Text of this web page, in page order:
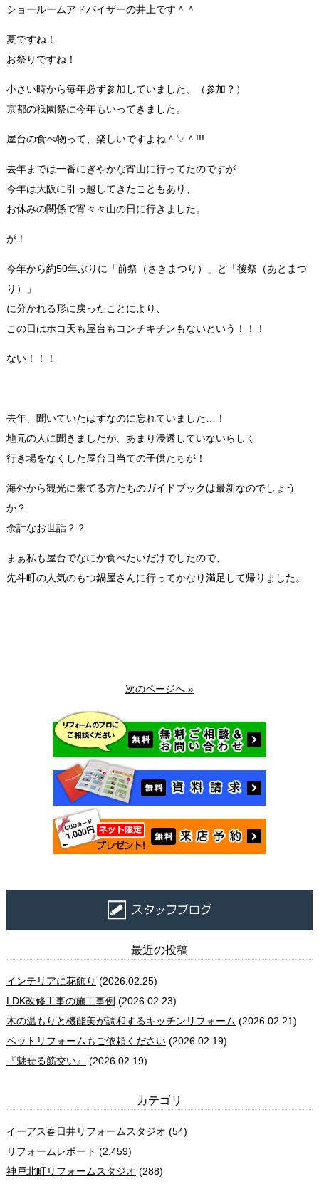
ショールームアドバイザーの井上です＾＾
夏ですね！
お祭りですね！
小さい時から毎年必ず参加していました、（参加？）
京都の祇園祭に今年もいってきました。
屋台の食べ物って、楽しいですよね＾▽＾!!!
去年までは一番にぎやかな宵山に行ってたのですが
今年は大阪に引っ越してきたこともあり、
お休みの関係で宵々々山の日に行きました。
が！
今年から約50年ぶりに「前祭（さきまつり）」と「後祭（あとまつ
り）」
に分かれる形に戻ったことにより、
この日はホコ天も屋台もコンチキチンもないという！！！
ない！！！
去年、聞いていたはずなのに忘れていました…！
地元の人に聞きましたが、あまり浸透していないらしく
行き場をなくした屋台目当ての子供たちが！
海外から観光に来てる方たちのガイドブックは最新なのでしょう
か？
余計なお世話？？
まぁ私も屋台でなにか食べたいだけでしたので、
先斗町の人気のもつ鍋屋さんに行ってかなり満足して帰りました。
次のページへ »
最近の投稿
インテリアに花飾り (2026.02.25)
LDK改修工事の施工事例 (2026.02.23)
木の温もりと機能美が調和するキッチンリフォーム (2026.02.21)
ペットリフォームもご依頼ください(2026.02.19)
『魅せる筋交い』
(2026.02.19)
カテゴリ
イーアス春日井リフォームスタジオ (54)
リフォームレポート (2,459)
神戸北町リフォームスタジオ (288)